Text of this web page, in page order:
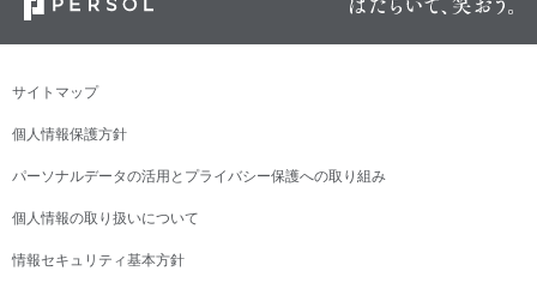
サイトマップ
個人情報保護方針
パーソナルデータの活用とプライバシー保護への取り組み
個人情報の取り扱いについて
情報セキュリティ基本方針